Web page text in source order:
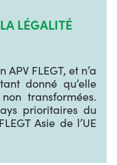
LÉGALITÉ
FLEGT, et n’a
donné qu’elle
transformées.
prioritaires du
Asie de l’UE